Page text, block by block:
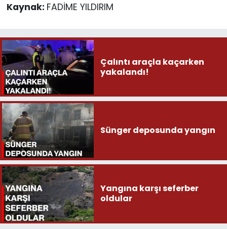
Kaynak: FADİME YILDIRIM
Çalıntı araçla kaçarken
yakalandı!
Sünger deposunda yangın
Yangına karşı seferber
oldular